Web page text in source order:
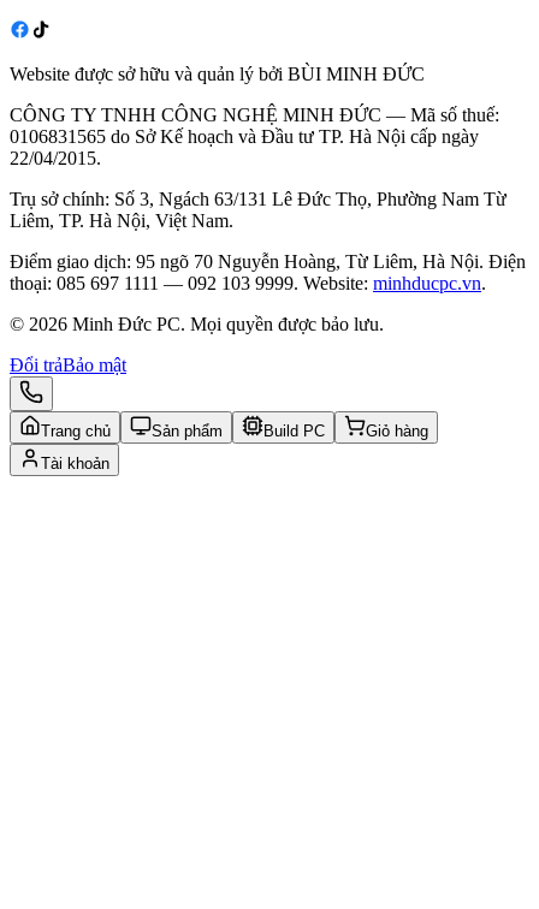
Website được sở hữu và quản lý bởi BÙI MINH ĐỨC
CÔNG TY TNHH CÔNG NGHỆ MINH ĐỨC — Mã số thuế:
0106831565 do Sở Kế hoạch và Đầu tư TP. Hà Nội cấp ngày
22/04/2015.
Trụ sở chính: Số 3, Ngách 63/131 Lê Đức Thọ, Phường Nam Từ
Liêm, TP. Hà Nội, Việt Nam.
Điểm giao dịch: 95 ngõ 70 Nguyễn Hoàng, Từ Liêm, Hà Nội. Điện
thoại: 085 697 1111 — 092 103 9999. Website: minhducpc.vn.
© 2026 Minh Đức PC. Mọi quyền được bảo lưu.
Đổi trảBảo mật
Trang chủ Sản phẩm Build PC
Giỏ hàng
Tài khoản